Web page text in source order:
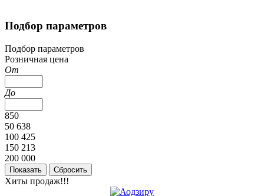
Подбор параметров
Подбор параметров
Розничная цена
От
До
850
50 638
100 425
150 213
200 000
Хиты продаж!!!